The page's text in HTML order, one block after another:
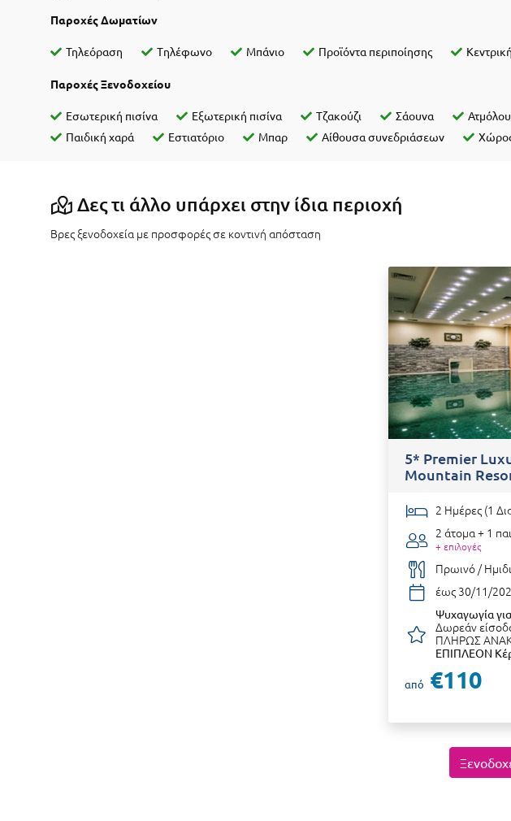
Παροχές Δωματίων
Τηλεόραση Tηλέφωνο Μπάνιο Προϊόντα περιποίησης
Παροχές Ξενοδοχείου
Εσωτερική πισίνα Εξωτερική πισίνα Τζακούζι Σάουνα
Παιδική χαρά
Εστιατόριο Μπαρ Αίθουσα συνεδριάσεων
Δες τι άλλο υπάρχει στην ίδια περιοχή
Βρες ξενοδοχεία με προσφορές σε κοντινή απόσταση
5* Premier
Mountain
2 Ημέρες (1
2 άτομα + 1
+ επιλογές
Πρωινό /
έως 30/11/
Ψυχαγωγία
Δωρεάν
ΠΛΗΡΩΣ
ΕΠΙΠΛΕΟΝ
από €110